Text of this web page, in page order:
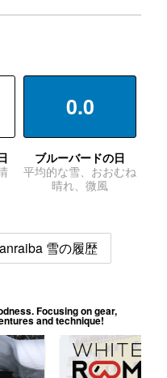
0.0
ブルーバードの日
平均的な雪、おおむね
晴れ、微風
雪の履歴